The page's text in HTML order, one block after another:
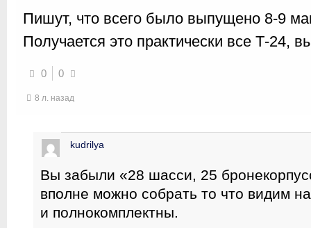
Пишут, что всего было выпущено 8-9
Получается это практически все Т-24,
0 0
8 л. назад
kudrilya
Вы забыли «28 шасси, 25
вполне можно собрать то что видим
и полнокомплектны.